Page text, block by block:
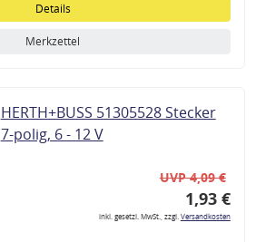
Details
Merkzettel
HERTH+BUSS 51305528 Stecker
7-polig, 6 - 12 V
UVP 4,09 €
1,93 €
inkl. gesetzl. MwSt., zzgl.Versandkosten